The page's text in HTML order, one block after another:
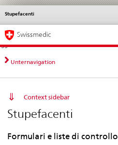
Navigazione
diretta:
novità,
aspetti
contatto
Novità &
norme
Stupefacenti
Service
Navigation
Swissmedic
Unternavigation
Context sidebar
Stupefacenti
Formulari e liste di controllo